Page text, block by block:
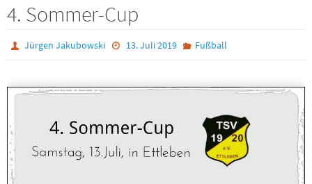
4. Sommer-Cup
Jürgen Jakubowski 13. Juli 2019 Fußball